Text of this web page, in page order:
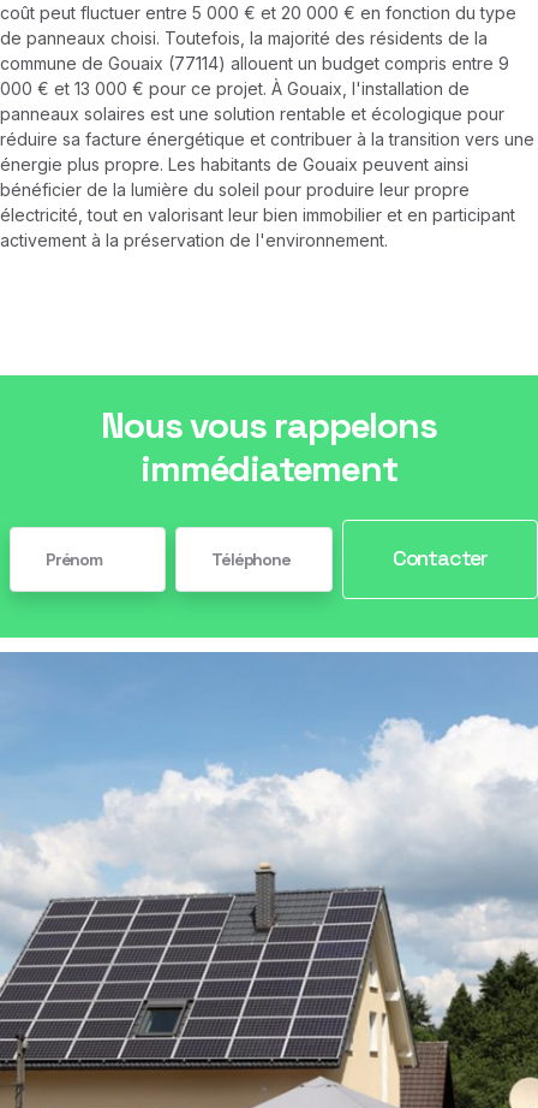
coût peut fluctuer entre 5 000 € et 20 000 € en fonction du type
de panneaux choisi. Toutefois, la majorité des résidents de la
commune de Gouaix (77114) allouent un budget compris entre 9
000 € et 13 000 € pour ce projet. À Gouaix, l'installation de
panneaux solaires est une solution rentable et écologique pour
réduire sa facture énergétique et contribuer à la transition vers une
énergie plus propre. Les habitants de Gouaix peuvent ainsi
bénéficier de la lumière du soleil pour produire leur propre
électricité, tout en valorisant leur bien immobilier et en participant
activement à la préservation de l'environnement.
Nous vous rappelons
immédiatement
Contacter